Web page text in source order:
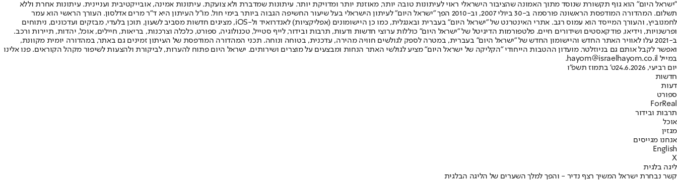
"ישראל היום" הוא גוף תקשורת שנוסד מתוך האמונה שהציבור הישראלי ראוי לעיתונות טובה יותר, מאוזנת יותר ומדויקת יותר. עיתונות שמדברת ולא צועקת. עיתונות אמינה, אובייקטיבית ועניינית. עיתונות אחרת וללא
תשלום. המהדורה המודפסת הראשונה פורסמה ב-30 ביולי 2007, וב-2010 הפך "ישראל היום" לעיתון הישראלי בעל שיעור החשיפה הגבוה ביותר בימי חול. מו"ל העיתון היא ד"ר מרים אדלסון. העורך הראשי הוא עמר
לחמנוביץ, והעורך המייסד הוא עמוס רגב. אתרי האינטרנט של "ישראל היום" בעברית ובאנגלית, כמו כן היישומונים (אפליקציות) לאנדרואיד ול-iOS, מציגים חדשות מסביב לשעון, תוכן בלעדי, מבזקים ועדכונים, ניתוחים
ופרשנויות, וידיאו, פודקאסטים ושידורים חיים. פלטפורמות הדיגיטל של "ישראל היום" כוללות ערוצי חדשות ודעות, תרבות ובידור, לייף סטייל, טכנולוגיה, ספורט, כלכלה וצרכנות, בריאות, חיילים, אוכל, יהדות, תיירות ורכב.
ב-2021 עלו לאוויר האתר החדש והיישומון החדש של "ישראל היום" בעברית, במטרה לספק לגולשים חוויה מהירה, עדכנית, בטוחה ונוחה. תכני המהדורה המודפסת של העיתון זמינים גם באתר, במהדורה יומית מקוונת,
ואפשר לקבל אותם גם בניוזלטר. מועדון ההטבות הייחודי "הקליקה של ישראל היום" מציע לגולשי האתר הנחות ומבצעים על מוצרים ושירותים. ישראל היום פתוח להערות, לביקורת ולהצעות לשיפור מקהל הקוראים. פנו אלינו
במייל hayom@israelhayom.co.il.
יום רביעי, 24.6.2026
ט' בתמוז תשפ"ו
חדשות
דעות
ספורט
ForReal
תרבות ובידור
אוכל
מגזין
אנחנו מגייסים
English
X
ליגה בלגית
קשר נבחרת ישראל המשיך רצף נדיר - והפך למלך השערים של הליגה הבלגית